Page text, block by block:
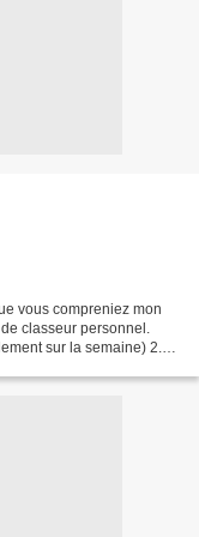
vous compreniez mon
classeur personnel.
sur la semaine) 2.